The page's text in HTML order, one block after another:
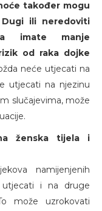
također mogu
ili neredoviti
imate manje
od raka dojke
neće utjecati na
utjecati na njezinu
slučajevima, može
ženska tijela i
namijenjenih
utjecati i na druge
može uzrokovati